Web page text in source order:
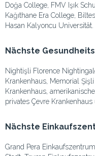
Doğa College, FMV Işık
Kağıthane Era College,
Hasan Kalyoncu Universität.
Nächste
Nightişli Florence
Krankenhaus, Memorial
Krankenhaus,
privates Çevre
Nächste
Grand Pera